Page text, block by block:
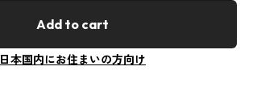
Add to cart
日本国内にお住まいの方向け